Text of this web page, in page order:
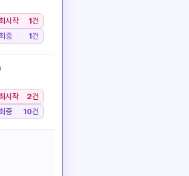
시작 1건
중
1건
시작 2건
중
10건